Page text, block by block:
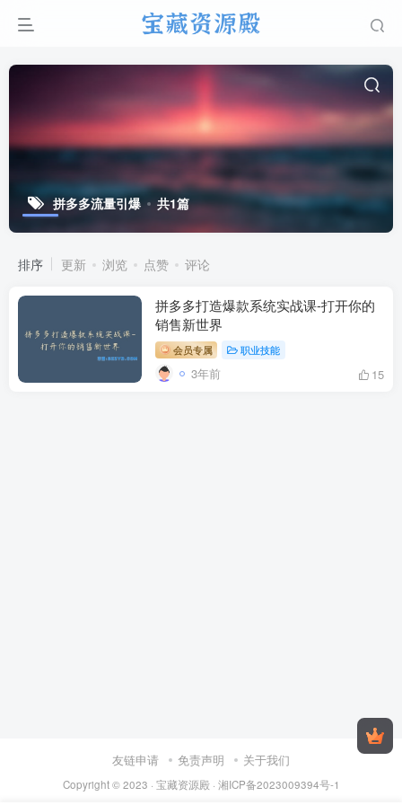
拼多多流量引爆 共1篇
排序 更新 浏览 点赞 评论
拼多多打造爆款系统实战课-打开你的
销售新世界
会员专属 职业技能
3年前 15
友链申请 免责声明 关于我们
Copyright © 2023 · 宝藏资源殿· 湘ICP备2023009394号-1